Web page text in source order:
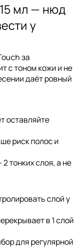
мл — нюд
у
за
с тоном кожи и не
даёт ровный
оставляйте
риск полос и
тонких слоя, а не
слой у
в 1 слой
для регулярной